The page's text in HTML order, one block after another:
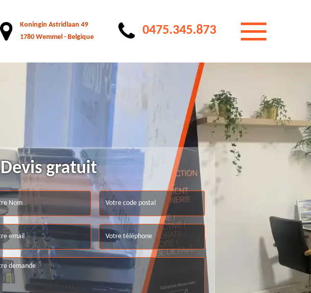
Koningin Astridlaan 49
1780 Wemmel - Belgique
0475.345.873
Devis gratuit